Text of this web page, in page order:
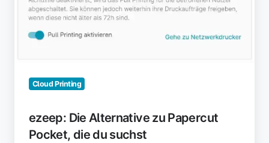
Pocket,
Cloud Printing
ezeep: Die Alternative zu Papercut
Pocket, die du suchst